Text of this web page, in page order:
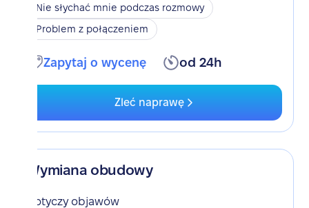
Nie słychać mnie podczas rozmowy
Problem z połączeniem
Zapytaj o wycenę od 24h
Zleć naprawę
Wymiana obudowy
Dotyczy objawów